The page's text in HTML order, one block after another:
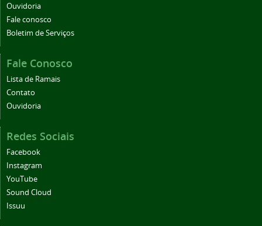
Ouvidoria
Fale conosco
Boletim de Serviços
Fale Conosco
Lista de Ramais
Contato
Ouvidoria
Redes Sociais
Facebook
Instagram
YouTube
Sound Cloud
Issuu